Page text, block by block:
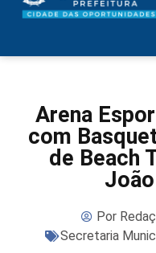
Arena
com
de Beach
Por
Secretaria